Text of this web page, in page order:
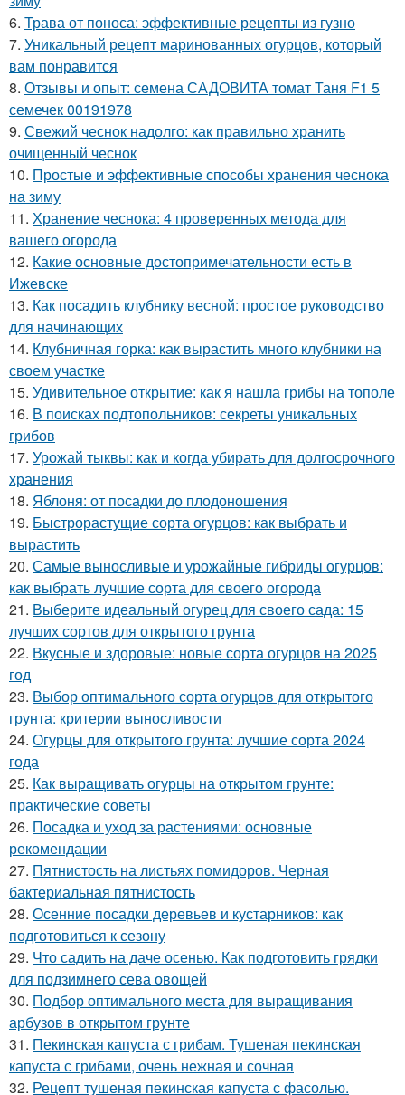
6. Трава от поноса: эффективные рецепты из гузно
7. Уникальный рецепт маринованных огурцов, который
вам понравится
8. Отзывы и опыт: семена САДОВИТА томат Таня F1 5
семечек 00191978
9. Свежий чеснок надолго: как правильно хранить
очищенный чеснок
10. Простые и эффективные способы хранения чеснока
на зиму
11. Хранение чеснока: 4 проверенных метода для
вашего огорода
12. Какие основные достопримечательности есть в
Ижевске
13. Как посадить клубнику весной: простое руководство
для начинающих
14. Клубничная горка: как вырастить много клубники на
своем участке
15. Удивительное открытие: как я нашла грибы на тополе
16. В поисках подтопольников: секреты уникальных
грибов
17. Урожай тыквы: как и когда убирать для долгосрочного
хранения
18. Яблоня: от посадки до плодоношения
19. Быстрорастущие сорта огурцов: как выбрать и
вырастить
20. Самые выносливые и урожайные гибриды огурцов:
как выбрать лучшие сорта для своего огорода
21. Выберите идеальный огурец для своего сада: 15
лучших сортов для открытого грунта
22. Вкусные и здоровые: новые сорта огурцов на 2025
год
23. Выбор оптимального сорта огурцов для открытого
грунта: критерии выносливости
24. Огурцы для открытого грунта: лучшие сорта 2024
года
25. Как выращивать огурцы на открытом грунте:
практические советы
26. Посадка и уход за растениями: основные
рекомендации
27. Пятнистость на листьях помидоров. Черная
бактериальная пятнистость
28. Осенние посадки деревьев и кустарников: как
подготовиться к сезону
29. Что садить на даче осенью. Как подготовить грядки
для подзимнего сева овощей
30. Подбор оптимального места для выращивания
арбузов в открытом грунте
31. Пекинская капуста с грибам. Тушеная пекинская
капуста с грибами, очень нежная и сочная
32. Рецепт тушеная пекинская капуста с фасолью.